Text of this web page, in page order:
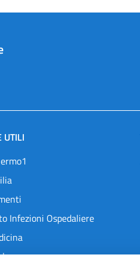
UTILI
Infezioni Ospedaliere